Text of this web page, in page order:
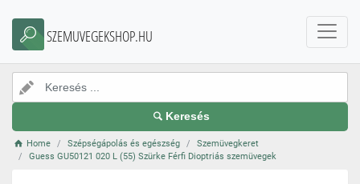
SZEMUVEGEKSHOP.HU
Keresés
Home Szépségápolás és egészség
Szemüvegkeret
Guess GU50121 020 L (55) Szürke Férfi Dioptriás szemüvegek